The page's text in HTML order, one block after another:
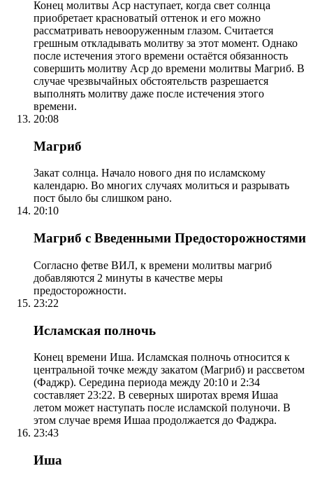
Конец молитвы Аср наступает, когда свет солнца
приобретает красноватый оттенок и его можно
рассматривать невооруженным глазом. Считается
грешным откладывать молитву за этот момент. Однако
после истечения этого времени остаётся обязанность
совершить молитву Аср до времени молитвы Магриб. В
случае чрезвычайных обстоятельств разрешается
выполнять молитву даже после истечения этого
времени.
20:08
Магриб
Закат солнца. Начало нового дня по исламскому
календарю. Во многих случаях молиться и разрывать
пост было бы слишком рано.
20:10
Магриб с Введенными Предосторожностями
Согласно фетве ВИЛ, к времени молитвы магриб
добавляются 2 минуты в качестве меры
предосторожности.
23:22
Исламская полночь
Конец времени Иша. Исламская полночь относится к
центральной точке между закатом (Магриб) и рассветом
(Фаджр). Середина периода между 20:10 и 2:34
составляет 23:22. В северных широтах время Ишаа
летом может наступать после исламской полуночи. В
этом случае время Ишаа продолжается до Фаджра.
23:43
Иша